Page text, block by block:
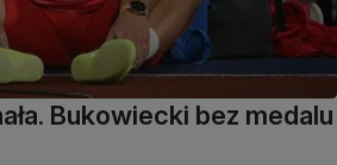
Bukowiecki bez medalu